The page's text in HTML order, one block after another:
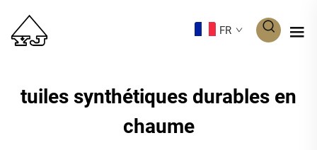
FR
tuiles synthétiques durables en
chaume